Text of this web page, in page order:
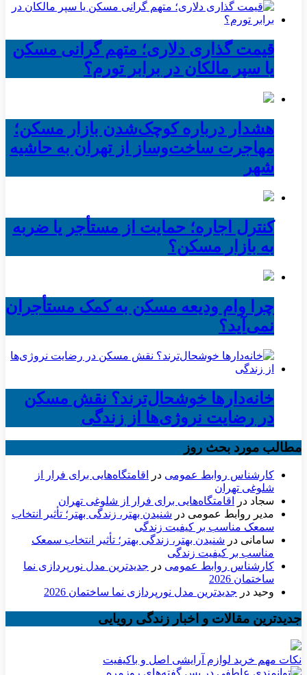
قیمت گذاری دلاری؛ متهم گرانی مسکن
یا سپر مالکان در برابر تورم؟
هشدار درباره کوچک‌شدن بازار مسکن؛
مهاجرت ساخت‌وساز از تهران به حاشیه‌
شهر
کنترل اجاره؛ حمایت از مستأجر یا ضربه
به بازار مسکن؟
چرا وام ودیعه مسکن به کمک مستأجران
نمی‌آید؟
خانه‌دارها خوشحال‌ترند؟ نقش مسکن
در رضایت نروژی‌ها از زندگی
مطالب مورد بحث روز
کارشناس روابط عمومی در
اقامتگاه‌هایی برای فرار از
شلوغی تهران
سجاد در
اقامتگاه‌هایی برای فرار از شلوغی تهران
مدیر روابط عمومی در شنیدن بهتر، زندگی بهتر؛ تأثیر انتخاب
سمعک مناسب بر کیفیت زندگی
سامانی در شنیدن بهتر، زندگی بهتر؛ تأثیر انتخاب سمعک
مناسب بر کیفیت زندگی
کارشناس روابط عمومی در جدیدترین مدل نورپردازی نما
ساختمان 2026
وحید در جدیدترین مدل نورپردازی نما ساختمان 2026
جدیدترین مقالات و اخبار زندگی رویایی
نکات مهم خرید لوازم آرایشی اصل و باکیفیت